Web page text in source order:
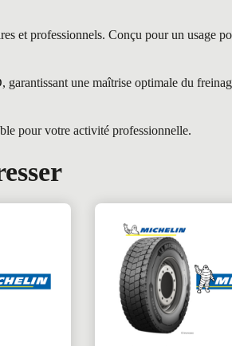
et professionnels. Conçu pour un usage
une maîtrise optimale du
pour votre activité professionnelle.